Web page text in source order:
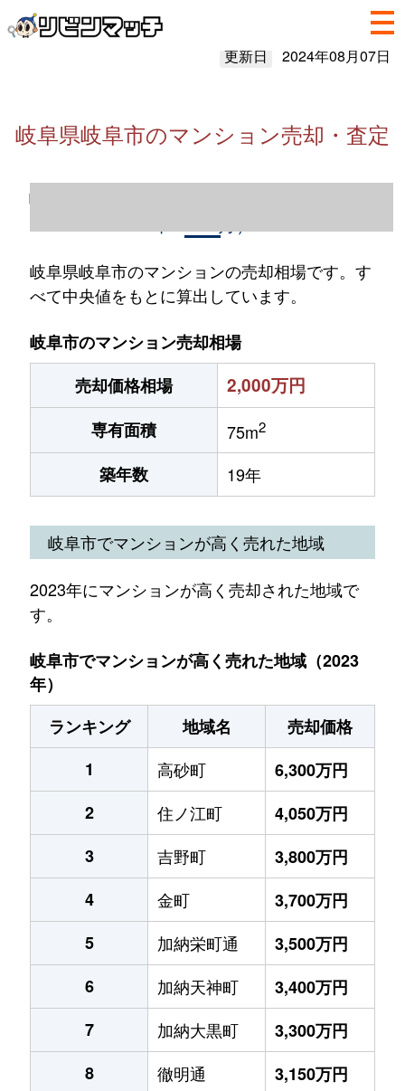
更新日 2024年08月07日
岐阜県岐阜市のマンション売却・査定
岐阜県岐阜市のマンション売却情報（2023
岐阜県岐阜市のマンションの売却相場です。す
べて中央値をもとに算出しています。
岐阜市のマンション売却相場
売却価格相場
2,000万円
専有面積 75m2
築年数 19年
岐阜市でマンションが高く売れた地域
2023年にマンションが高く売却された地域で
す。
岐阜市でマンションが高く売れた地域（2023
年）
ランキング
地域名
売却価格
1
高砂町
6,300万円
2
住ノ江町
4,050万円
3
吉野町
3,800万円
4
金町
3,700万円
5
加納栄町通
3,500万円
6
加納天神町
3,400万円
7
加納大黒町
3,300万円
8
徹明通
3,150万円